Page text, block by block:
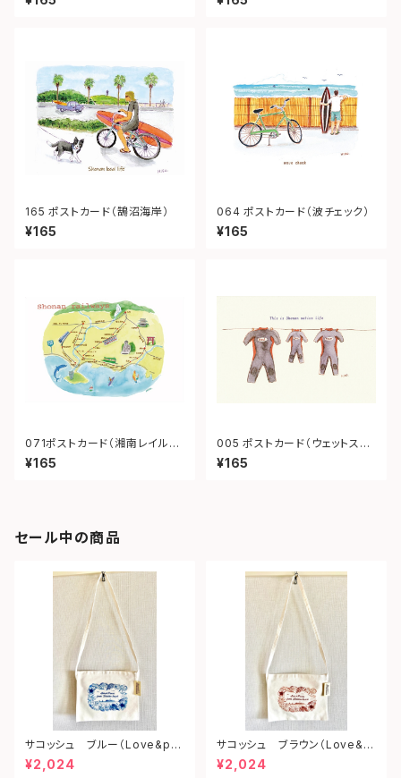
165 ポストカード（鵠沼海岸）
¥165
064 ポストカード（波チェック）
¥165
071ポストカード（湘南レイルウ
ェイ）
¥165
005 ポストカード（ウェットスー
ツ）
¥165
セール中の商品
サコッシュ ブルー（Love&pe
ace from shonan)
¥2,024
サコッシュ ブラウン（Love&p
eace from shonan)
¥2,024